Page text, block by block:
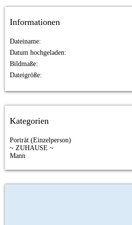
Informationen
Dateiname
Datum hochgeladen
Bildmaße
Dateigröße
Kategorien
Porträt (Einzelperson)
~ ZUHAUSE ~
Mann